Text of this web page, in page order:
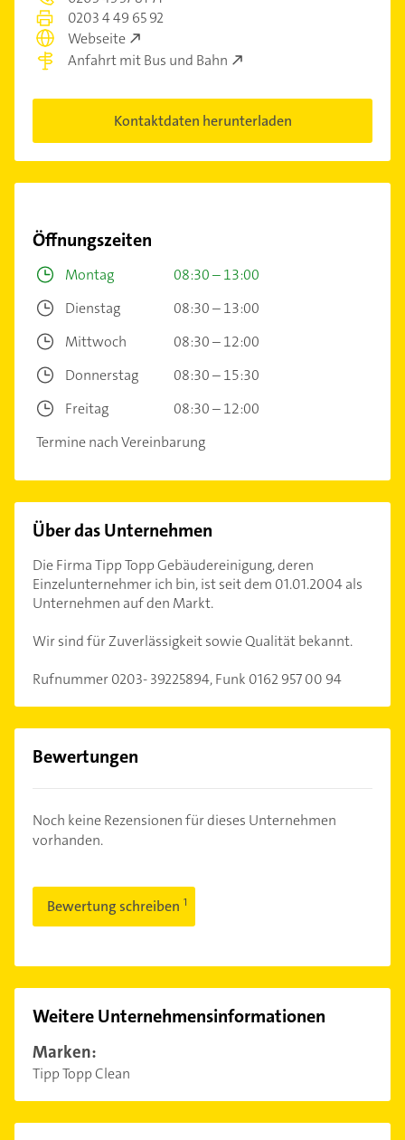
0203 4 49 65 92
Webseite
Anfahrt mit Bus und Bahn
Kontaktdaten herunterladen
Öffnungszeiten
Montag
08:30 – 13:00
Dienstag
08:30 – 13:00
Mittwoch
08:30 – 12:00
Donnerstag
08:30 – 15:30
Freitag
08:30 – 12:00
Termine nach Vereinbarung
Über das Unternehmen
Die Firma Tipp Topp Gebäudereinigung, deren
Einzelunternehmer ich bin, ist seit dem 01.01.2004 als
Unternehmen auf den Markt.
Wir sind für Zuverlässigkeit sowie Qualität bekannt.
Rufnummer 0203- 39225894, Funk 0162 957 00 94
Bewertungen
Noch keine Rezensionen für dieses Unternehmen
vorhanden.
Bewertung schreiben
Weitere Unternehmensinformationen
Marken:
Tipp Topp Clean